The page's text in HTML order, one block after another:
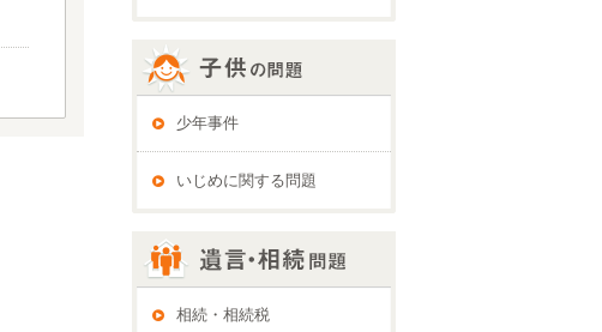
少年事件
いじめに関する問題
相続・相続税